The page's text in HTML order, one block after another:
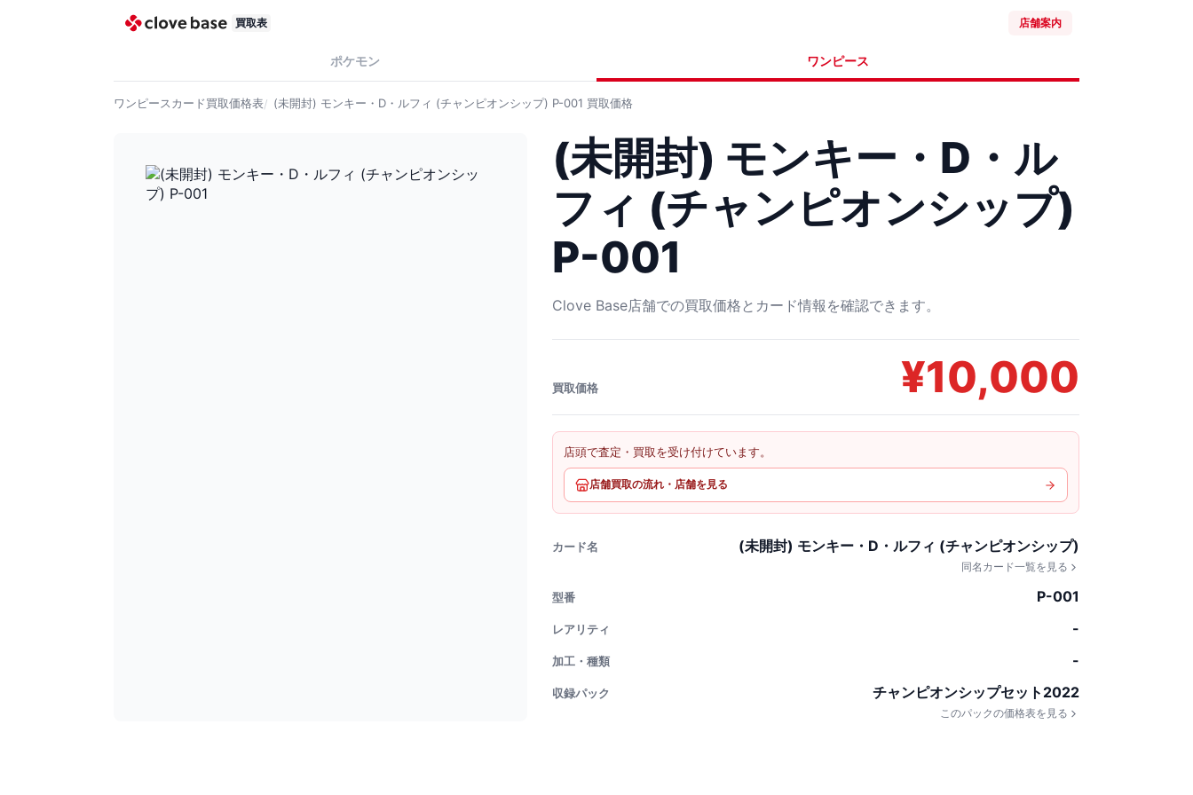
買取表 店舗案内
ポケモン ワンピース
ワンピースカード買取価格表 (未開封) モンキー・D・ルフィ (チャンピオンシップ) P-001 買取価格
(未開封) モンキー・D・ル
フィ (チャンピオンシップ)
P-001
Clove Base店舗での買取価格とカード情報を確認できます。
買取価格 ¥10,000
店頭で査定・買取を受け付けています。
店舗買取の流れ・店舗を見る
カード名 (未開封) モンキー・D・ルフィ (チャンピオンシップ)
同名カード一覧を見る
型番 P-001
レアリティ -
加工・種類 -
収録パック チャンピオンシップセット2022
このパックの価格表を見る